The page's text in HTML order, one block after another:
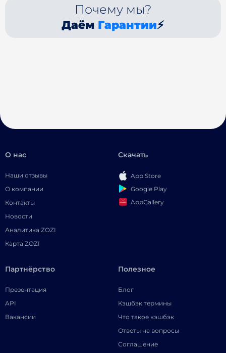
Почему мы?
Даём Гарантии⚡
О нас
Наши отзывы
О компании
Контакты
Новости
Аналитика ZOZI
Карта ZOZI
Скачать
App Store
Google Play
AppGallery
Партнёрство
Презентация
API
Вакансии
Полезное
Блог
Кэшбэк термины
Что такое кэшбэк
Ответы на вопросы
Соглашение